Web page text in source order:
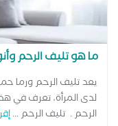
ما هو تليف الرحم
يعد تليف الرحم ورما
لدى المرأة، تعرف في
الرحم . تليف الرحم ...